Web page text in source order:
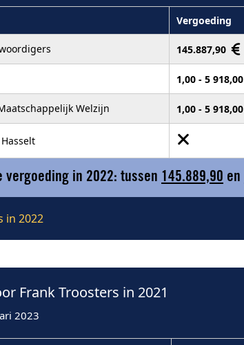
Vergoeding
145.887,90
1,00 - 5 918,00
Welzijn 1,00 - 5 918,00
vergoeding in 2022: tussen 145.889,90 en
in 2022
Frank Troosters in 2021
2023